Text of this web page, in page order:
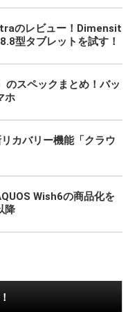
のレビュー！Dimensit
型タブレットを試す！
のスペックまとめ！バッ
ホ
カバリー機能「クラウ
Wish6の商品化を
降